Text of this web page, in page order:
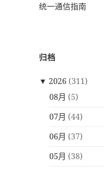
统一通信指南
归档
▼ 2026 (311)
08月 (5)
07月 (44)
06月 (37)
05月 (38)